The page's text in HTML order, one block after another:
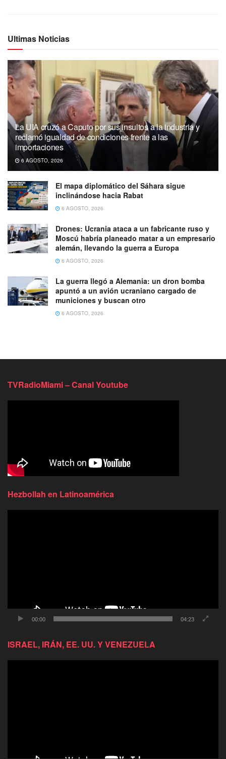
Ultimas Noticias
La UIA cruzó a Caputo por sus insultos a la industria y
reclamó igualdad de condiciones frente a las
importaciones
6 AGOSTO, 2026
El mapa diplomático del Sáhara sigue
inclinándose hacia Rabat
6 AGOSTO, 2026
Drones: Ucrania ataca a un fabricante ruso y
Moscú habría planeado matar a un empresario
alemán, llevando la guerra a Europa
6 AGOSTO, 2026
La guerra llegó a Alemania: un dron bomba
apuntó a un avión ucraniano cargado de
municiones y buscan otro
6 AGOSTO, 2026
TVRadioMiami – Canal Youtube
Hezbollah en Latinoamérica
00:00 04:23
ISRAEL, IRÁN, EE. UU. Y VENEZUELA